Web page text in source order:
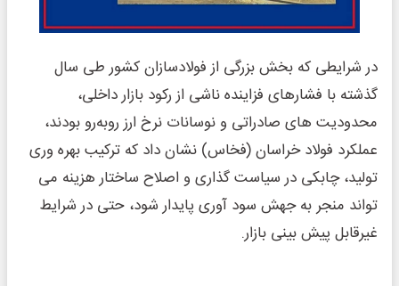
در شرایطی که بخش بزرگی از فولادسازان کشور طی سال
گذشته با فشارهای فزاینده ناشی از رکود بازار داخلی،
محدودیت ‌های صادراتی و نوسانات نرخ ارز روبه‌رو بودند،
عملکرد فولاد خراسان (فخاس) نشان داد که ترکیب بهره ‌وری
تولید، چابکی در سیاست‌ گذاری و اصلاح ساختار هزینه می
‌تواند منجر به جهش سود آوری پایدار شود، حتی در شرایط
غیرقابل پیش‌ بینی بازار.